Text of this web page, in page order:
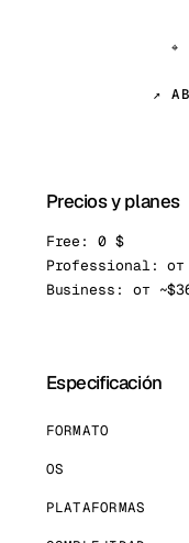
⌖
↗
Precios y planes
Free: 0 $
Professional:
Business: от
Especificación
FORMATO
OS
PLATAFORMAS